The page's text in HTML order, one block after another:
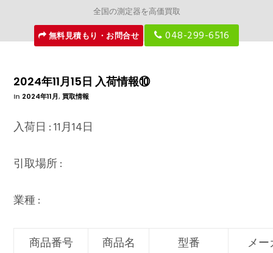
全国の測定器を高価買取
無料見積もり・お問合せ
048-299-6516
2024年11月15日 入荷情報⑩
In 2024年11月,買取情報
入荷日 : 11月14日
引取場所 :
業種 :
商品番号 商品名 型番
メ